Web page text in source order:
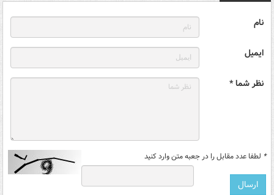
نام
ایمیل
نظر شما *
* لطفا عدد مقابل را در جعبه متن وارد کنید